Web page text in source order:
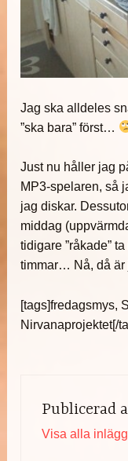
Jag ska alldeles
”ska bara” först…
Just nu håller jag
MP3-spelaren, så
jag diskar.
middag
tidigare ”råkade”
timmar… Nå, då är
[tags]fredagsmys,
Nirvanaprojektet[/
Publicerad
Visa alla